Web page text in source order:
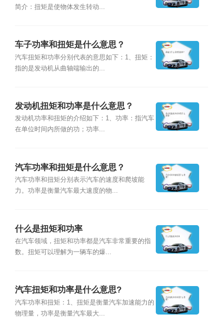
简介：扭矩是使物体发生转动...
车子功率和扭矩是什么意思？
汽车扭矩和功率分别代表的意思如下：1、扭矩：
指的是发动机从曲轴端输出的...
发动机扭矩和功率是什么意思？
发动机功率和扭矩的介绍如下：1、功率：指汽车
在单位时间内所做的功；功率...
汽车功率和扭矩是什么意思？
汽车功率和扭矩分别表示汽车的速度和爬坡能
力。功率是衡量汽车最大速度的物...
什么是扭矩和功率
在汽车领域，扭矩和功率都是汽车非常重要的指
数。扭矩可以理解为一辆车的爆...
汽车扭矩和功率是什么意思?
汽车功率和扭矩：1、扭矩是衡量汽车加速能力的
物理量，功率是衡量汽车最大...